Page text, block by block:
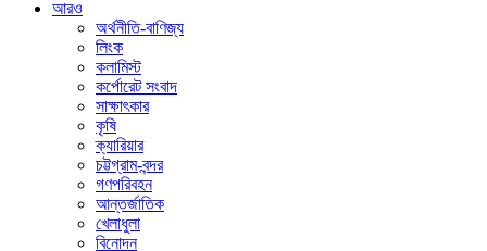
আরও
অর্থনীতি-বাণিজ্য
লিংক
কলামিস্ট
কর্পোরেট সংবাদ
সাক্ষাৎকার
কৃষি
ক্যারিয়ার
চট্টগ্রাম-বন্দর
গণপরিবহন
আন্তর্জাতিক
খেলাধুলা
বিনোদন